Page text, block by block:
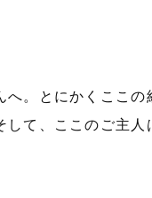
。とにかくここ
て、ここのご主人